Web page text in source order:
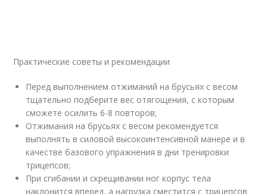
Практические советы и рекомендации
Перед выполнением отжиманий на брусьях с весом
тщательно подберите вес отягощения, с которым
сможете осилить 6-8 повторов;
Отжимания на брусьях с весом рекомендуется
выполнять в силовой высокоинтенсивной манере и в
качестве базового упражнения в дни тренировки
трицепсов;
При сгибании и скрещивании ног корпус тела
наклонится вперед, а нагрузка сместится с трицепсов